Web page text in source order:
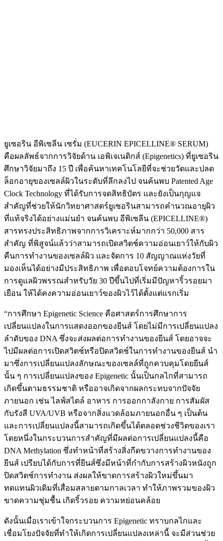
ยูเซอริน อีพิเซลีน เซรั่ม (EUCERIN EPICELLINE® SERUM)
คือผลลัพธ์จากการวิจัยด้าน เอพิเจเนติกส์ (Epigenetics) ที่ยูเซอริน
ศึกษาวิจัยมาถึง 15 ปี เพื่อค้นหาเทคโนโลยีที่จะช่วยวัดและปลด
ล็อกอายุของเซลล์ผิวในระดับที่ลึกลงไป จนค้นพบ Patented Age
Clock Technology ที่ได้รับการจดสิทธิบัตร และยังเป็นกุญแจ
สำคัญที่ช่วยให้นักวิทยาศาสตร์ยูเซอรินสามารถคำนวณอายุผิว
ที่แท้จริงได้อย่างแม่นยำ จนค้นพบ อีพิเซลีน (EPICELLINE®)
สารทรงประสิทธิภาพจากการวิเคราะห์มากกว่า 50,000 สาร
สำคัญ ที่พิสูจน์แล้วว่าสามารถเปิดสวิตช์ความอ่อนเยาว์ให้กับผิว
คืนการทำงานของเซลล์ผิว และจัดการ 10 สัญญาณแห่งวัยที่
มองเห็นได้อย่างมีประสิทธิภาพ เพื่อตอบโจทย์ความต้องการใน
การดูแลผิวพรรณสำหรับวัย 30 ปีขึ้นไปที่เริ่มมีปัญหาริ้วรอยมา
เยือน ให้ได้คงความอ่อนเยาว์ของผิวไว้ได้ตั้งแต่แรกเริ่ม
“การศึกษา Epigenetic Science คือศาสตร์การศึกษาการ
เปลี่ยนแปลงในการแสดงออกของยีนส์ โดยไม่มีการเปลี่ยนแปลง
ลำดับของ DNA ซึ่งจะส่งผลต่อการทำงานของยีนส์ โดยอาจจะ
ไปมีผลต่อการเปิดสวิตช์หรือปิดสวิตช์ในการทำงานของยีนส์ นำ
มาซึ่งการเปลี่ยนแปลงลักษณะของเซลล์ที่ถูกควบคุมโดยยีนส์
นั้น ๆ การเปลี่ยนแปลงของ Epigenetic นั้นเป็นกลไกที่สามารถ
เกิดขึ้นตามธรรมชาติ หรืออาจเกิดจากผลกระทบจากปัจจัย
ภายนอก เช่น ไลฟ์สไตล์ อาหาร การออกกาลังกาย การสัมผัส
กับรังสี UVA/UVB หรือจากสิ่งแวดล้อมภายนอกอื่น ๆ เป็นต้น
และการเปลี่ยนแปลงนี้สามารถเกิดขึ้นได้ตลอดช่วงชีวิตของเรา
โดยหนึ่งในกระบวนการสำคัญที่มีผลต่อการเปลี่ยนแปลงนี้คือ
DNA Methylation ซึ่งทำหน้าที่สร้างสิ่งกีดขวางการทำงานของ
ยีนส์ เปรียบได้กับการที่ยีนส์ซึ่งมีหน้าที่กำกับการสร้างผิวหนังถูก
ปิดสวิตช์การทำงาน ส่งผลให้ขาดการสร้างผิวใหม่ขึ้นมา
ทดแทนผิวเดิมที่เสื่อมสลายตามกาลเวลา ทำให้ภาพรวมของผิว
ขาดความชุ่มชื้น เกิดริ้วรอย ความหย่อนคล้อย
ดังนั้นเมื่อเราเข้าใจกระบวนการ Epigenetic ทราบกลไกและ
เชื่อมโยงปัจจัยที่ทำให้เกิดการเปลี่ยนแปลงเหล่านี้ จะมีส่วนช่วย